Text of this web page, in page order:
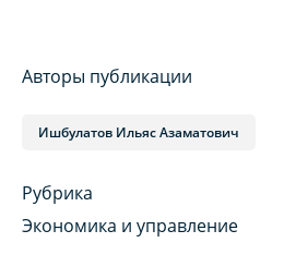
Авторы публикации
Ишбулатов Ильяс Азаматович
Рубрика
Экономика и управление